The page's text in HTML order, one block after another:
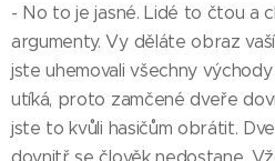
- No to je jasné. Lidé to čtou a
argumenty. Vy děláte obraz
jste uhemovali všechny
utíká, proto zamčené dveře
jste to kvůli hasičům obrátit.
dovnitř se člověk nedostane.